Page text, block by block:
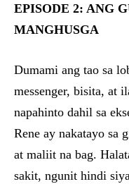
EPISODE 2: ANG
MANGHUSGA
Dumami ang tao sa
messenger, bisita, at
napahinto dahil sa
Rene ay nakatayo sa
at maliit na bag.
sakit, ngunit hindi